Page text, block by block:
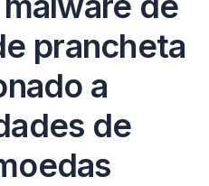
prancheta
a
de